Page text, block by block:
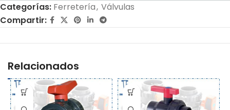
Categorías: Ferretería, Válvulas
Compartir:
Relacionados